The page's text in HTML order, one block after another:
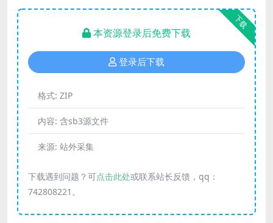
下载
本资源登录后免费下载
登录后下载
格式: ZIP
内容: 含sb3源文件
来源: 站外采集
下载遇到问题？可点击此处或联系站长反馈，qq：
742808221。